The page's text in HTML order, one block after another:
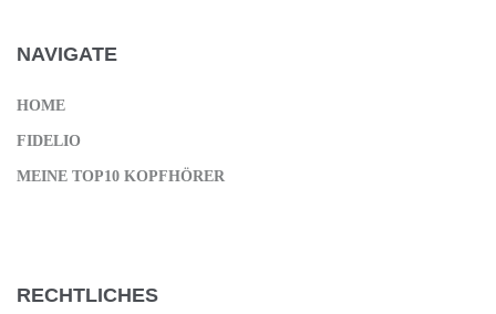
NAVIGATE
HOME
FIDELIO
MEINE TOP10 KOPFHÖRER
RECHTLICHES